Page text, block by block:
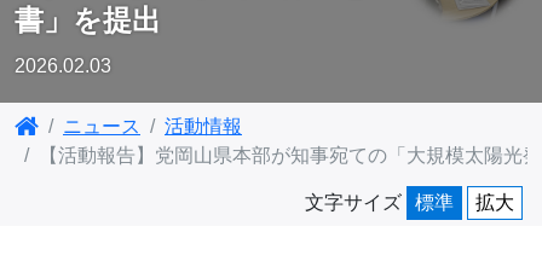
書」を提出
2026.02.03
ニュース
活動情報
【活動報告】党岡山県本部が知事宛ての「大規模太陽
文字サイズ 標準 拡大